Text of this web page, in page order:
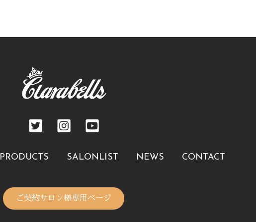
PRODUCTS SALONLIST NEWS CONTACT
ご契約サロン様専用ページ